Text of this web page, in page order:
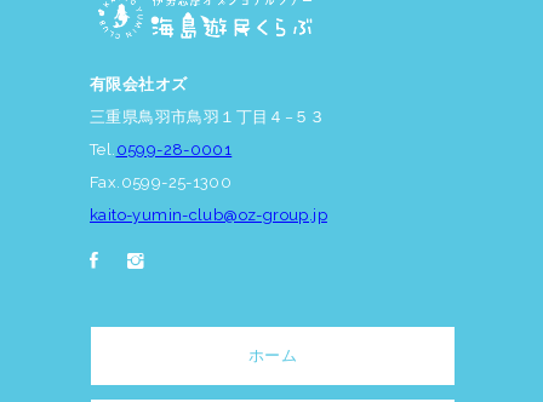
有限会社オズ
三重県鳥羽市鳥羽１丁目４−５３
Tel. 0599-28-0001
Fax.0599-25-1300
kaito-yumin-club@oz-group.jp
ホーム